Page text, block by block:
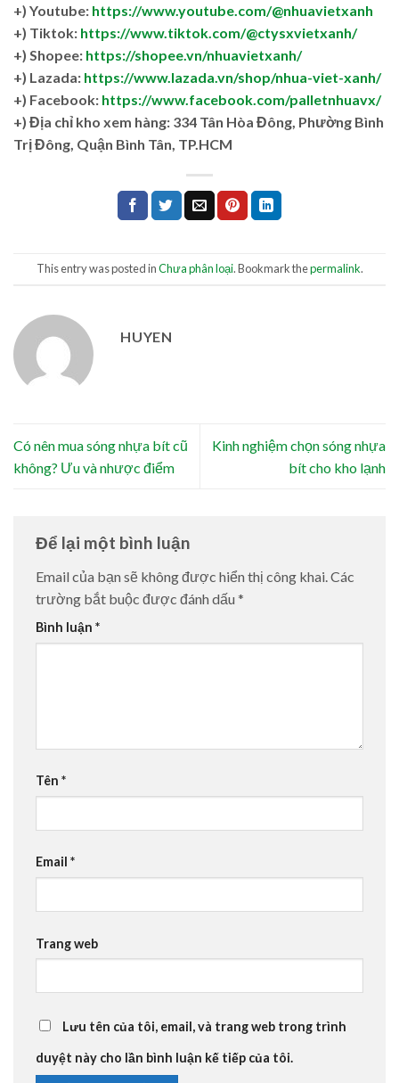
+) Youtube: https://www.youtube.com/@nhuavietxanh
+) Tiktok: https://www.tiktok.com/@ctysxvietxanh/
+) Shopee: https://shopee.vn/nhuavietxanh/
+) Lazada: https://www.lazada.vn/shop/nhua-viet-xanh/
+) Facebook: https://www.facebook.com/palletnhuavx/
+) Địa chỉ kho xem hàng: 334 Tân Hòa Đông, Phường Bình
Trị Đông, Quận Bình Tân, TP.HCM
This entry was posted inChưa phân loại. Bookmark thepermalink.
HUYEN
Có nên mua sóng nhựa bít cũ
không? Ưu và nhược điểm
Kinh nghiệm chọn sóng nhựa
bít cho kho lạnh
Để lại một bình luận
Email của bạn sẽ không được hiển thị công khai.Các
trường bắt buộc được đánh dấu *
Bình luận *
Tên *
Email *
Trang web
Lưu tên của tôi, email, và trang web trong trình
duyệt này cho lần bình luận kế tiếp của tôi.